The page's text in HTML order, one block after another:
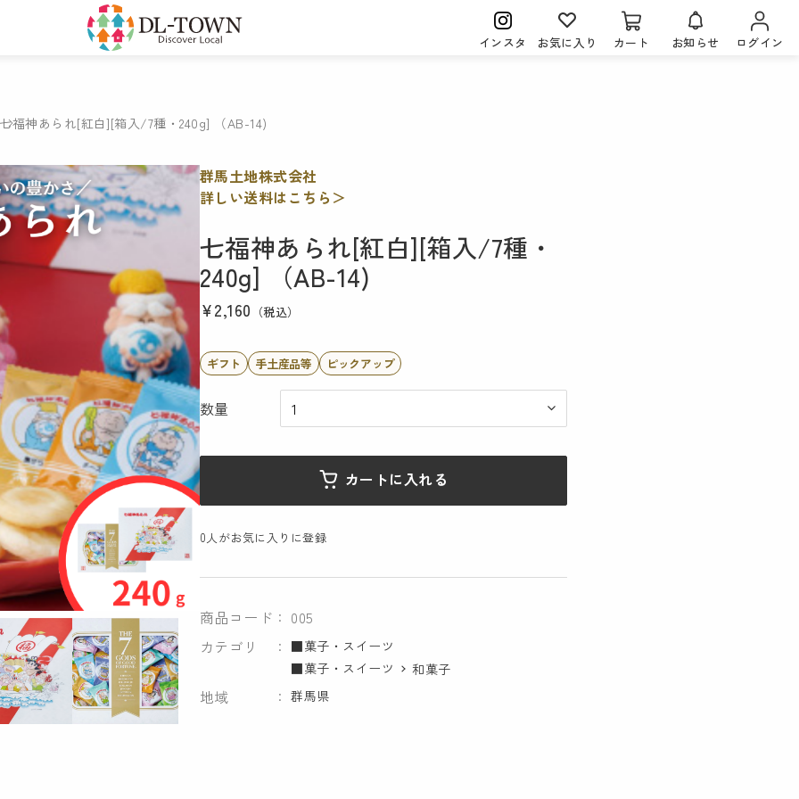
インスタ お気に入り カート お知らせ ログイン
七福神あられ[紅白][箱入/7種・240g] （AB-14)
群馬土地株式会社
詳しい送料はこちら＞
七福神あられ[紅白][箱入/7種・
240g] （AB-14)
¥2,160 （税込）
ギフト 手土産品等 ピックアップ
数量
カートに入れる
0人がお気に入りに登録
商品コード
005
カテゴリ
■菓子・スイーツ
■菓子・スイーツ
和菓子
地域 群馬県